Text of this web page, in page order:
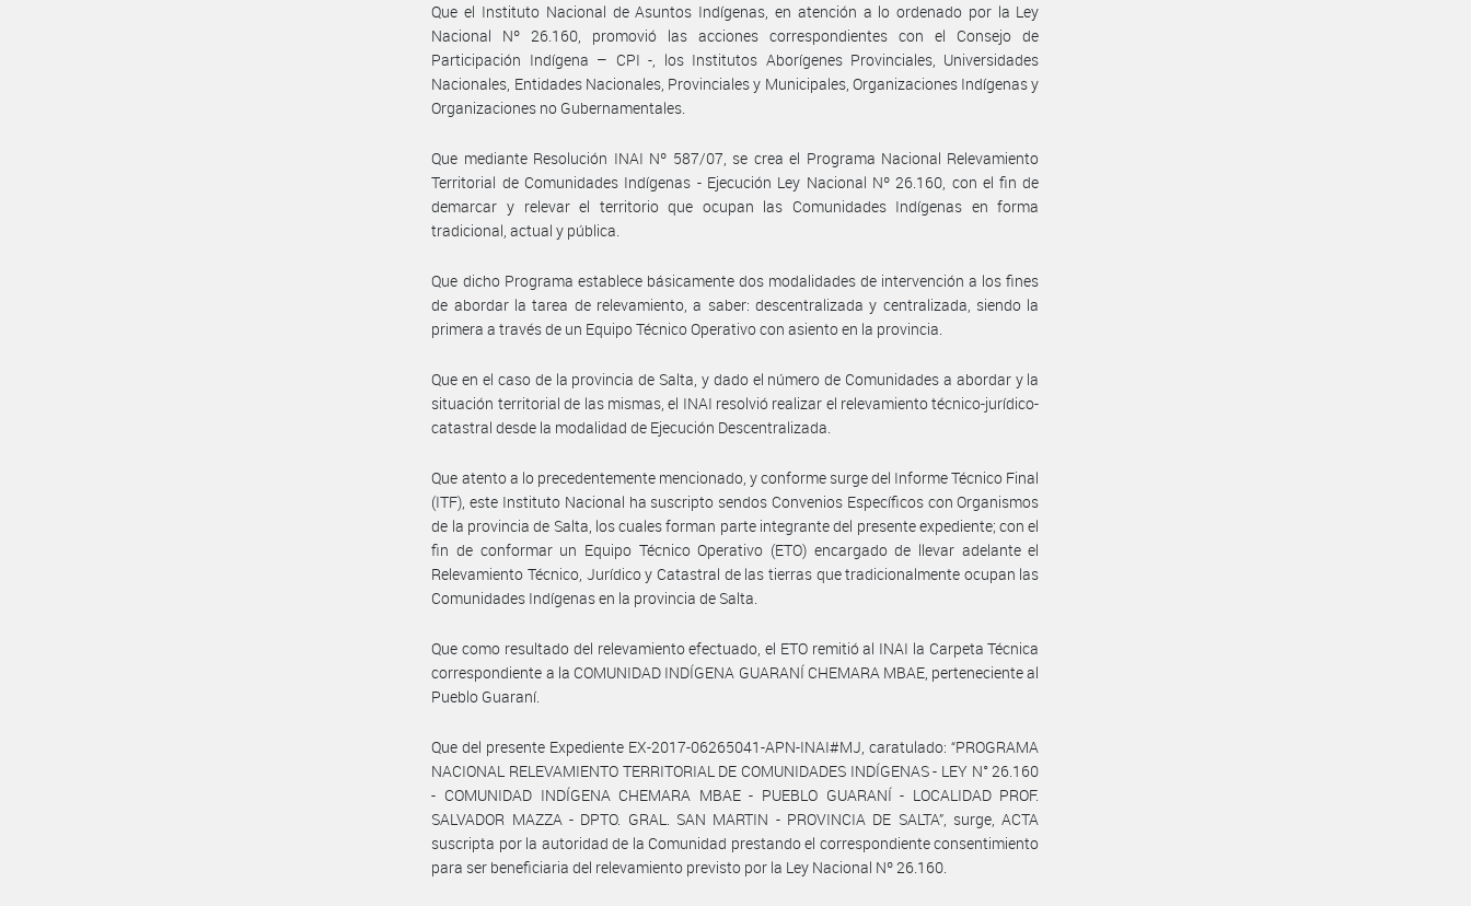
Que el Instituto Nacional de Asuntos Indígenas, en atención a lo ordenado por la Ley
Nacional Nº 26.160, promovió las acciones correspondientes con el Consejo de
Participación Indígena – CPI -, los Institutos Aborígenes Provinciales, Universidades
Nacionales, Entidades Nacionales, Provinciales y Municipales, Organizaciones Indígenas y
Organizaciones no Gubernamentales.
Que mediante Resolución INAI Nº 587/07, se crea el Programa Nacional Relevamiento
Territorial de Comunidades Indígenas - Ejecución Ley Nacional Nº 26.160, con el fin de
demarcar y relevar el territorio que ocupan las Comunidades Indígenas en forma
tradicional, actual y pública.
Que dicho Programa establece básicamente dos modalidades de intervención a los fines
de abordar la tarea de relevamiento, a saber: descentralizada y centralizada, siendo la
primera a través de un Equipo Técnico Operativo con asiento en la provincia.
Que en el caso de la provincia de Salta, y dado el número de Comunidades a abordar y la
situación territorial de las mismas, el INAI resolvió realizar el relevamiento técnico-jurídico-
catastral desde la modalidad de Ejecución Descentralizada.
Que atento a lo precedentemente mencionado, y conforme surge del Informe Técnico Final
(ITF), este Instituto Nacional ha suscripto sendos Convenios Específicos con Organismos
de la provincia de Salta, los cuales forman parte integrante del presente expediente; con el
fin de conformar un Equipo Técnico Operativo (ETO) encargado de llevar adelante el
Relevamiento Técnico, Jurídico y Catastral de las tierras que tradicionalmente ocupan las
Comunidades Indígenas en la provincia de Salta.
Que como resultado del relevamiento efectuado, el ETO remitió al INAI la Carpeta Técnica
correspondiente a la COMUNIDAD INDÍGENA GUARANÍ CHEMARA MBAE, perteneciente al
Pueblo Guaraní.
Que del presente Expediente EX-2017-06265041-APN-INAI#MJ, caratulado: “PROGRAMA
NACIONAL RELEVAMIENTO TERRITORIAL DE COMUNIDADES INDÍGENAS - LEY N° 26.160
- COMUNIDAD INDÍGENA CHEMARA MBAE - PUEBLO GUARANÍ - LOCALIDAD PROF.
SALVADOR MAZZA - DPTO. GRAL. SAN MARTIN - PROVINCIA DE SALTA”, surge, ACTA
suscripta por la autoridad de la Comunidad prestando el correspondiente consentimiento
para ser beneficiaria del relevamiento previsto por la Ley Nacional Nº 26.160.